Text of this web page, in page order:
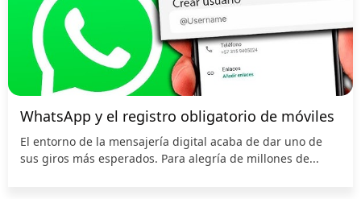
WhatsApp y el registro obligatorio de móviles
El entorno de la mensajería digital acaba de dar uno de
sus giros más esperados. Para alegría de millones de...